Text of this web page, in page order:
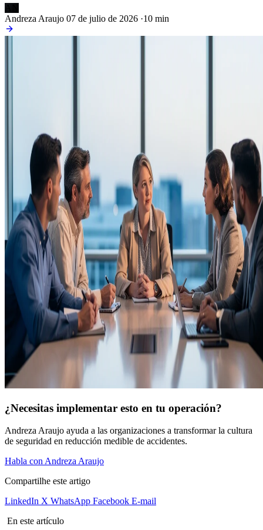
Andreza Araujo 07 de julio de 2026 ·10 min
¿Necesitas implementar esto en tu operación?
Andreza Araujo ayuda a las organizaciones a transformar la cultura
de seguridad en reducción medible de accidentes.
Habla con Andreza Araujo
Compartilhe este artigo
LinkedIn X WhatsApp Facebook E-mail
En este artículo